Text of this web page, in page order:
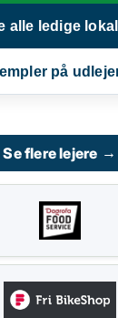
alle ledige
på
Se flere lejere →